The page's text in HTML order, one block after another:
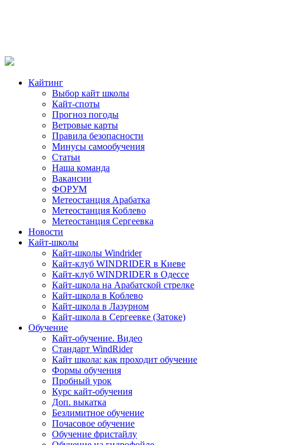
Кайтинг
Выбор кайт школы
Кайт-споты
Прогноз погоды
Ветровые карты
Правила безопасности
Минусы самообучения
Статьи
Наша команда
Вакансии
ФОРУМ
Метеостанция Арабатка
Метеостанция Коблево
Метеостанция Сергеевка
Новости
Кайт-школы
Кайт-школы Windrider
Кайт-клуб WINDRIDER в Киеве
Кайт-клуб WINDRIDER в Одессе
Кайт-школа на Арабатской стрелке
Кайт-школа в Коблево
Кайт-школа в Лазурном
Кайт-школа в Сергеевке (Затоке)
Обучение
Кайт-обучение. Видео
Стандарт WindRider
Кайт школа: как проходит обучение
Формы обучения
Пробный урок
Курс кайт-обучения
Доп. выкатка
Безлимитное обучение
Почасовое обучение
Обучение фристайлу